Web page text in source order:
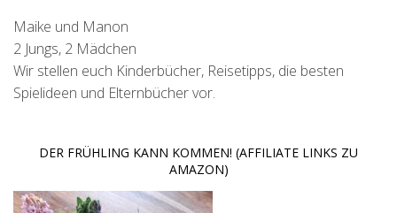
Maike und Manon
2 Jungs, 2 Mädchen
Wir stellen euch Kinderbücher, Reisetipps, die besten
Spielideen und Elternbücher vor.
DER FRÜHLING KANN KOMMEN! (AFFILIATE LINKS ZU
AMAZON)